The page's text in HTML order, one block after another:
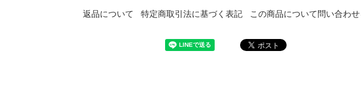
返品について 特定商取引法に基づく表記 この商品について問い合わ